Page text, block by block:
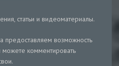
статьи и видеоматериалы.
предоставляем возможность
комментировать